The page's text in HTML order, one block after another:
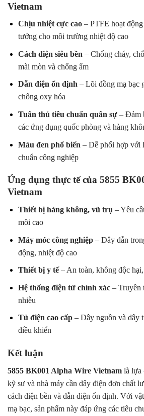
Vietnam
Chịu nhiệt cực cao– PTFE hoạt
tưởng cho môi trường nhiệt độ cao
Cách điện siêu bền – Chống cháy,
mài mòn và chống ẩm
Dẫn điện ổn định– Lõi đồng mạ bạc
chống oxy hóa
Tuân thủ tiêu chuẩn quân sự– Đảm
các ứng dụng quốc phòng và hàng
Màu đen phổ biến – Dễ phối hợp với
chuẩn công nghiệp
Ứng dụng thực tế của 5855
Vietnam
Thiết bị hàng không, vũ trụ – Yêu
môi cao
Máy móc công nghiệp– Dây dẫn
động, nhiệt độ cao
Thiết bị y tế– An toàn, không độc
Hệ thống điện tử chính xác– Truyền
nhiễu
Tủ điện cao cấp– Dây nguồn và dây
điều khiển
Kết luận
5855 BK001 Alpha Wire Vietnam là lựa
kỹ sư và nhà máy cần dây điện đơn chất
cách điện bền và dẫn điện ổn định. Với
mạ bạc, sản phẩm này đáp ứng các tiêu